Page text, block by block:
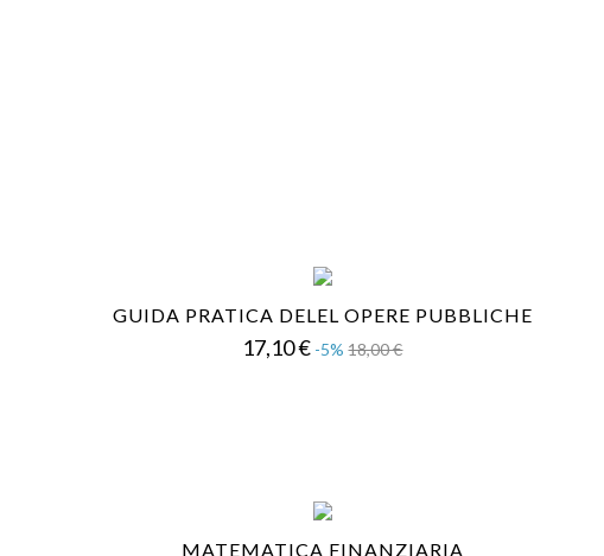
GUIDA PRATICA DELEL OPERE PUBBLICHE
17,10 €Prezzo
-5% 18,00 €Prezzo
MATEMATICA FINANZIARIA